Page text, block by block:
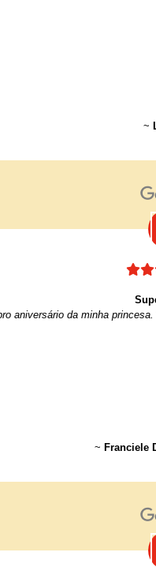
~
aniversário da minha
~ Franciele